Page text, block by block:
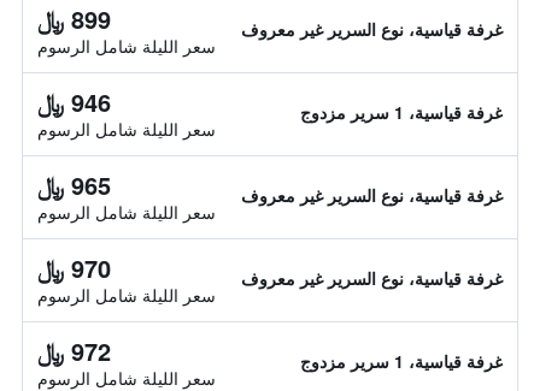
غرفة قياسية، نوع السرير غير معروف 899 ﷼
سعر الليلة شامل الرسوم
غرفة قياسية، 1 سرير مزدوج 946 ﷼
سعر الليلة شامل الرسوم
غرفة قياسية، نوع السرير غير معروف 965 ﷼
سعر الليلة شامل الرسوم
غرفة قياسية، نوع السرير غير معروف 970 ﷼
سعر الليلة شامل الرسوم
غرفة قياسية، 1 سرير مزدوج 972 ﷼
سعر الليلة شامل الرسوم